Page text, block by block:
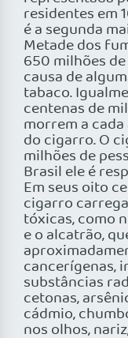
residentes em
é a segunda
Metade dos
650 milhões
causa de
tabaco.
centenas de
morrem a
do cigarro. O
milhões de
Brasil ele é
Em seus oito
cigarro
tóxicas, como
e o alcatrão,
cancerígenas,
substâncias
cetonas,
cádmio,
nos olhos,